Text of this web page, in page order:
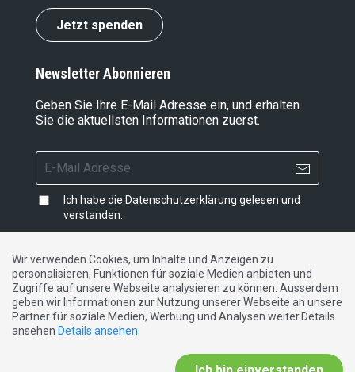
Jetzt spenden
Newsletter Abonnieren
Geben Sie Ihre E-Mail Adresse ein, und erhalten
Sie die aktuellsten Informationen zuerst.
Ich habe die Datenschutzerklärung gelesen und
verstanden.
Impressum|Datenschutzerklärung|Kontakt
DE FR IT
Wir verwenden Cookies, um Inhalte und Anzeigen zu
personalisieren, Funktionen für soziale Medien anbieten und
Zugriffe auf unsere Webseite analysieren zu können. Ausserdem
geben wir Informationen zur Nutzung unserer Webseite an unsere
Partner für soziale Medien, Werbung und Analysen weiter.Details
ansehen Details ansehen